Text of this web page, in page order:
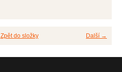
Další →
Zpět do složky